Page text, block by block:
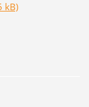
kB)